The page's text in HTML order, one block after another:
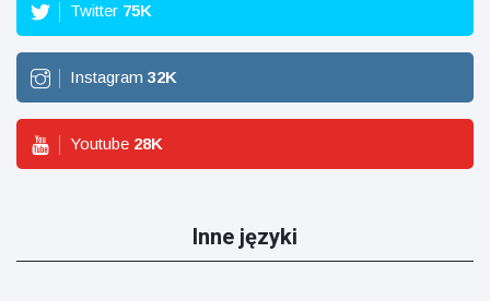
Twitter 75K
Instagram 32K
Youtube 28K
Inne języki